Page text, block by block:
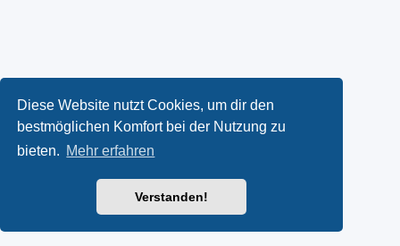
Diese Website nutzt Cookies, um dir den
bestmöglichen Komfort bei der Nutzung zu
bieten. Mehr erfahren
Verstanden!